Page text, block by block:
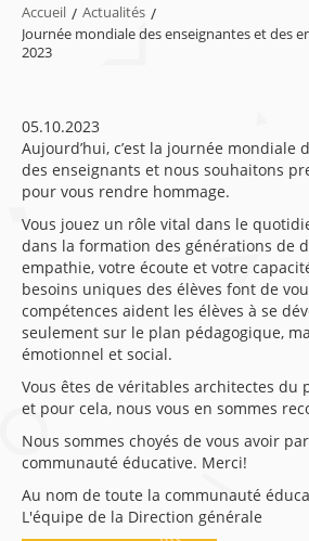
Accueil / Actualités /
Journée mondiale des enseignantes et des
2023
05.10.2023
Aujourd’hui, c’est la journée mondiale
des enseignants et nous souhaitons
pour vous rendre hommage.
Vous jouez un rôle vital dans le
dans la formation des générations de
empathie, votre écoute et votre
besoins uniques des élèves font de
compétences aident les élèves à se
seulement sur le plan pédagogique,
émotionnel et social.
Vous êtes de véritables architectes du
et pour cela, nous vous en sommes
Nous sommes choyés de vous avoir
communauté éducative. Merci!
Au nom de toute la communauté
L'équipe de la Direction générale